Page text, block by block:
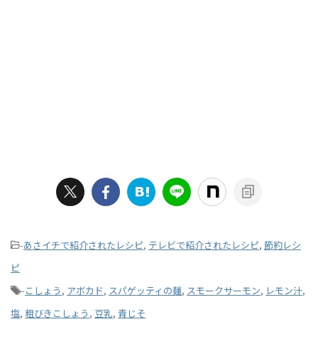
-あさイチで紹介されたレシピ, テレビで紹介されたレシピ, 節約レシ
ピ
-こしょう , アボカド, スパゲッティの麺, スモークサーモン, レモン汁,
塩, 粗びきこしょう , 豆乳, 青じそ